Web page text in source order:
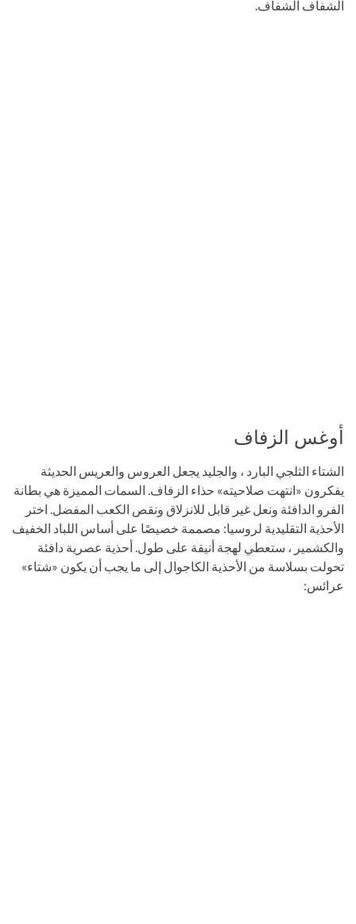
الشفاف الشفاف.
أوغس الزفاف
الشتاء الثلجي البارد ، والجليد يجعل العروس والعريس الحديثة
يفكرون «انتهت صلاحيته» حذاء الزفاف. السمات المميزة هي بطانة
الفرو الدافئة ونعل غير قابل للانزلاق ونقص الكعب المفضل. اختر
الأحذية التقليدية لروسيا: مصممة خصيصًا على أساس اللباد الخفيف
والكشمير ، ستعطي لهجة أنيقة على طول. أحذية عصرية دافئة
تحولت بسلاسة من الأحذية الكاجوال إلى ما يجب أن يكون «شتاء»
عرائس: